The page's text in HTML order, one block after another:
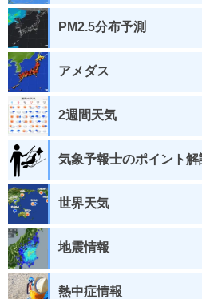
PM2.5分布予測
アメダス
2週間天気
気象予報士のポイント解
世界天気
地震情報
熱中症情報